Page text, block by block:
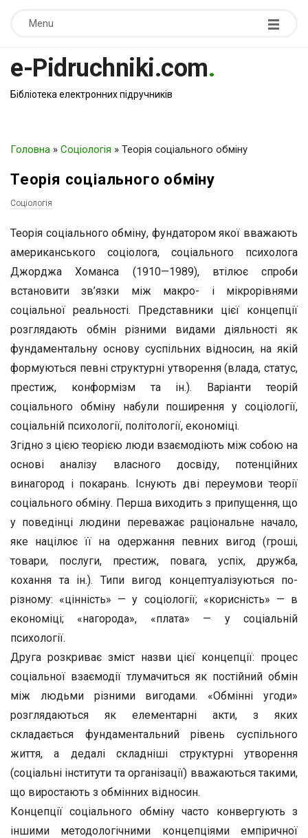
Menu
e-Pidruchniki.com.
Бібліотека електронних підручників
Головна » Соціологія » Теорія соціального обміну
Теорія соціального обміну
Соціологія
Теорія соціального обміну, фундатором якої вважають
американського соціолога, соціального психолога
Джорджа Хоманса (1910—1989), втілює спроби
встановити зв’язки між макро- і мікрорівнями
соціальної реальності. Представники цієї концепції
розглядають обмін різними видами діяльності як
фундаментальну основу суспільних відносин, на якій
формуються певні структурні утворення (влада, статус,
престиж, конформізм та ін.). Варіанти теорій
соціального обміну набули поширення у соціології,
соціальній психології, політології, економіці.
Згідно з цією теорією люди взаємодіють між собою на
основі аналізу власного досвіду, потенційних
винагород і покарань. Існують дві переумови теорії
соціального обміну. Перша виходить з припущення, що
у поведінці людини переважає раціональне начало,
яке націлює її на одержання певних вигод (гроші,
товари, послуги, престиж, повага, успіх, дружба,
кохання та ін.). Типи вигод концептуалізуються по-
різному: «цінність» — у соціології; «корисність» — в
економіці; «нагорода», «плата» — у соціальній
психології.
Друга розкриває зміст назви цієї концепції: процес
соціальної взаємодії тлумачиться як постійний обмін
між людьми різними вигодами. «Обмінні угоди»
розглядаються як елементарні акти, з яких
складається фундаментальний рівень суспільного
життя, а дедалі складніші структурні утворення
(соціальні інститути та організації) вважаються такими,
що виростають з обмінних відносин.
Концепції соціального обміну часто конвергують з
іншими методологічними концепціями емпіричної